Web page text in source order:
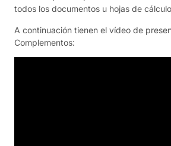
todos los documentos u hojas de
A continuación tienen el vídeo de
Complementos: